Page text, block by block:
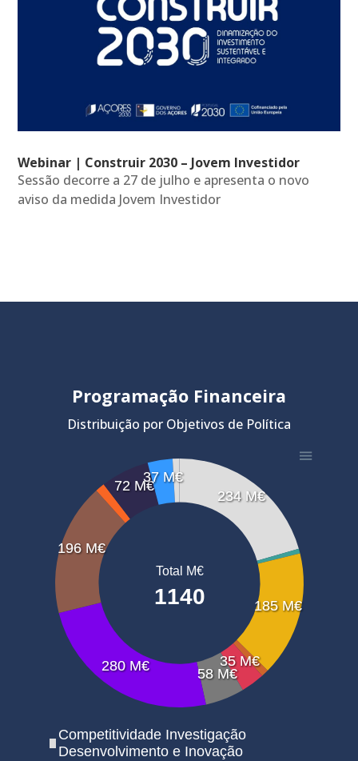
Webinar | Construir 2030 – Jovem Investidor
Sessão decorre a 27 de julho e apresenta o novo
aviso da medida Jovem Investidor
Programação Financeira
Distribuição por Objetivos de Política
Competitividade Investigação
Desenvolvimento e Inovação
234 M€
185 M€
35 M€
58 M€
280 M€
196 M€
72 M€
37 M€
Total M€
1140